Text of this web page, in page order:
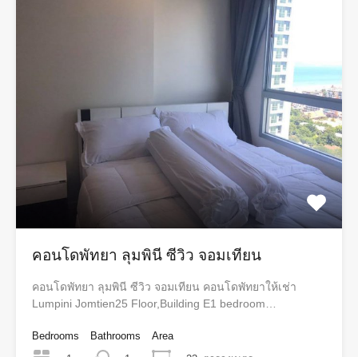
คอนโดพัทยา ลุมพินี ซีวิว จอมเทียน
คอนโดพัทยา ลุมพินี ซีวิว จอมเทียน คอนโดพัทยาให้เช่า
Lumpini Jomtien25 Floor,Building E1 bedroom…
Bedrooms
Bathrooms
Area